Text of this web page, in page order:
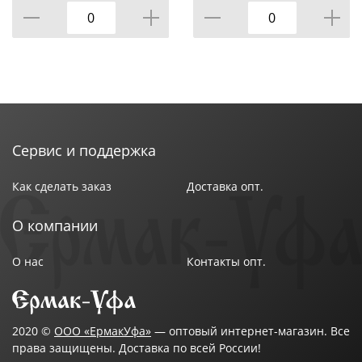
Идеальное решение для создания атмосферы во
время романтического вечера или дружеских
Привнесите в свой дом нотки необыкновенной
парафина. Сделайте каждый вечера особенным со
Сервис и поддержка
Как сделать заказ Доставка опт.
О компании
О нас Контакты опт.
2020 © ООО «ЕрмакУфа» — оптовый интернет-магазин. Все
права защищены. Доставка по всей России!